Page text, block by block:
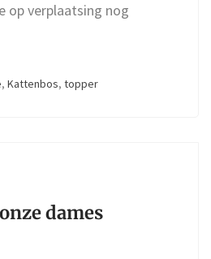
op verplaatsing nog
, Kattenbos, topper
dames